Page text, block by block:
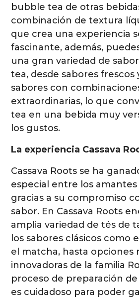
bubble tea de otras
combinación de textura
que crea una experiencia
fascinante, además,
una gran variedad de
tea, desde sabores frescos
sabores con
extraordinarias, lo que
tea en una bebida muy
los gustos.
La experiencia Cassava
Cassava Roots se ha
especial entre los
gracias a su compromiso
sabor. En Cassava Roots
amplia variedad de tés de
los sabores clásicos como
el matcha, hasta opciones
innovadoras de la familia
proceso de preparación
es cuidadoso para poder